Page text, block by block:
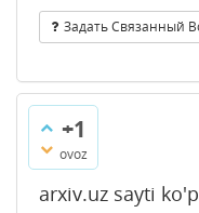
Задать Связанный
+1
ovoz
arxiv.uz sayti